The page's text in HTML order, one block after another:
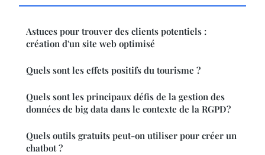
Astuces pour trouver des clients potentiels :
création d'un site web optimisé
Quels sont les effets positifs du tourisme ?
Quels sont les principaux défis de la gestion des
données de big data dans le contexte de la RGPD?
Quels outils gratuits peut-on utiliser pour créer un
chatbot ?